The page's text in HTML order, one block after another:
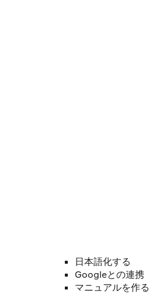
日本語化する
Googleとの連携
マニュアルを作る